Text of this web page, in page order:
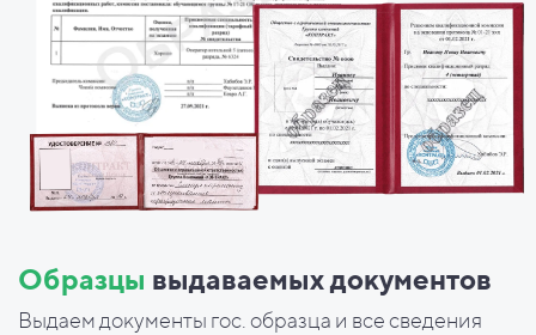
Образцы выдаваемых документов
Выдаем документы гос. образца и все сведения